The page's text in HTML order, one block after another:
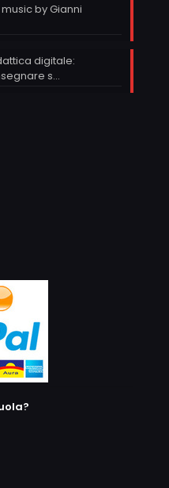
by Gianni
digitale:
s…